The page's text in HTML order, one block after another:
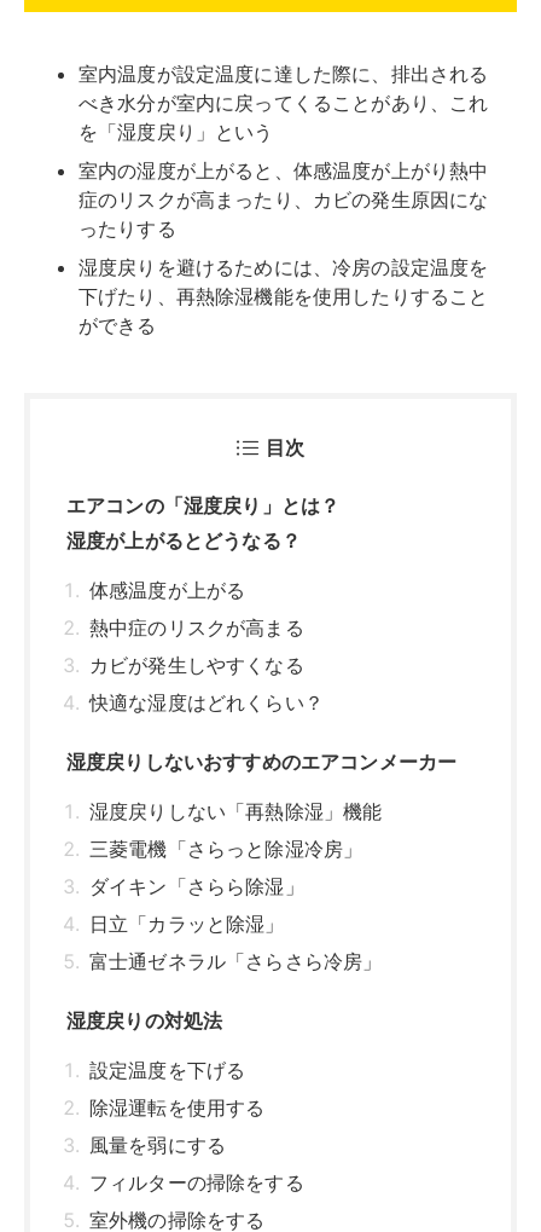
目次
湿度が上がるとどうなる？
体感温度が上がる
熱中症のリスクが高まる
カビが発生しやすくなる
湿度戻りしない「再熱除湿」機能
三菱電機「さらっと除湿冷房」
ダイキン「さらら除湿」
富士通ゼネラル「さらさら冷房」
湿度戻りの対処法
設定温度を下げる
除湿運転を使用する
フィルターの掃除をする
室外機の掃除をする
エアコンの湿度戻りには再熱除湿が有効！
関連記事はこちら
エアコンの「湿度戻り」とは？